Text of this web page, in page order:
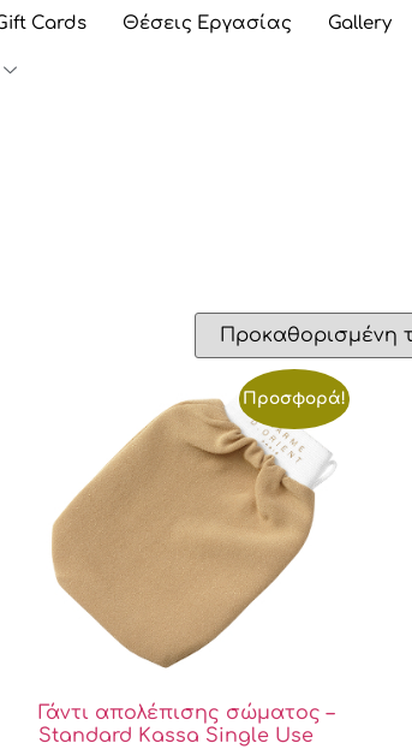
Cards Θέσεις Εργασίας Gallery
Προσφορά!
Γάντι απολέπισης σώματος –
Standard Κassa Single Use